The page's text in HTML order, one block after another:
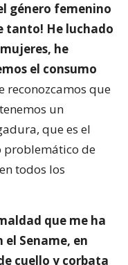
género femenino
tanto! He luchado
he
el consumo
reconozcamos que
un
que es el
problemático de
todos los
que me ha
Sename, en
cuello y corbata